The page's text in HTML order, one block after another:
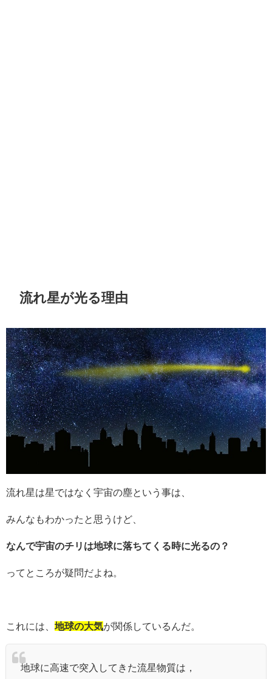
流れ星が光る理由
流れ星は星ではなく宇宙の塵という事は、
みんなもわかったと思うけど、
なんで宇宙のチリは地球に落ちてくる時に光るの？
ってところが疑問だよね。
これには、 地球の大気が関係しているんだ。
地球に高速で突入してきた流星物質は，